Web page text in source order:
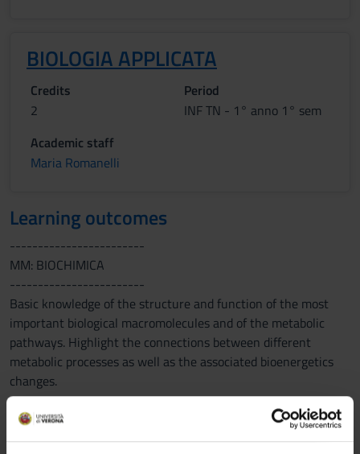
BIOLOGIA APPLICATA
Credits
2
Period
INF TN - 1° anno 1° sem
Academic staff
Maria Romanelli
Learning outcomes
------------------------
MM: BIOCHIMICA
------------------------
Basic knowledge of the structure and function of the most
important biological macromolecules and of the metabolic
pathways. Highlight the connections between different
metabolic processes as well as the associated bioenergetics
changes.
------------------------
MM: BIOLOGIA APPLICATA
------------------------